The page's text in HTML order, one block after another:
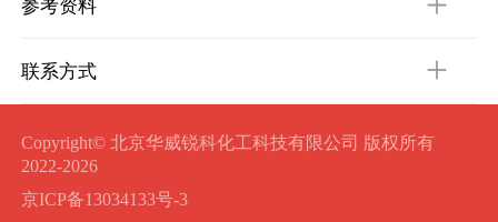
参考资料
联系方式
Copyright© 北京华威锐科化工科技有限公司 版权所有
2022-2026
京ICP备13034133号-3